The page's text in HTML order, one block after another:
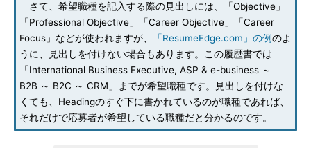
さて、希望職種を記入する際の見出しには、「Objective」
「Professional Objective」「Career Objective」「Career
Focus」などが使われますが、
「ResumeEdge.com」の例のよ
うに、見出しを付けない場合もあります。この履歴書では
「International Business Executive, ASP & e-business ～
B2B ～ B2C ～ CRM」までが希望職種です。見出しを付けな
くても、Headingのすぐ下に書かれているのが職種であれば、
それだけで応募者が希望している職種だと分かるのです。